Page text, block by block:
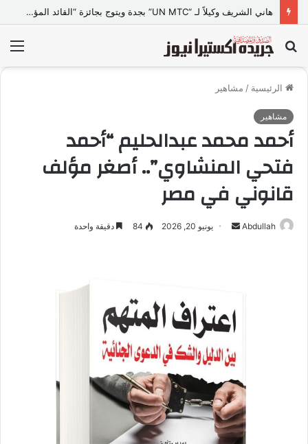
هاني الشريف وكيلاً لـ “UN MTC” بجدة ويتوج بجائزة “القائد المؤثر”
بحث
عن
الرئيسية / مشاهير
مشاهير
أحمد محمد عبدالحليم “أحمد
فتحي المنشاوي”.. أصغر مؤلف
قانوني في مصر
Abdullah
ي
ا
ل
ك
ت
يونيو 20, 2026 84 دقيقة واحدة